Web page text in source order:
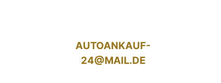
AUTOANKAUF-
24@MAIL.DE